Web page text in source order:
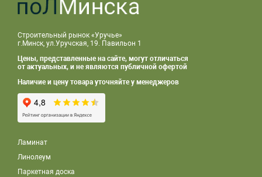
Строительный рынок «Уручье»
г.Минск, ул.Уручская, 19. Павильон 1
Цены, представленные на сайте, могут отличаться
от актуальных, и не являются публичной офертой
Наличие и цену товара уточняйте у менеджеров
Ламинат
Линолеум
Паркетная доска